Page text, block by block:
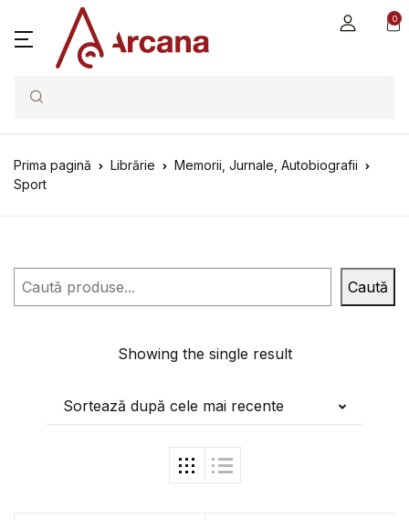
0
Search
Prima pagină Librărie
Memorii, Jurnale, Autobiografii
Sport
Caută Caută
Showing the single result
Sortează după cele mai recente